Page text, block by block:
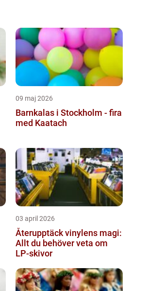
09 maj 2026
Barnkalas i Stockholm - fira
med Kaatach
03 april 2026
Återupptäck vinylens magi:
Allt du behöver veta om
LP-skivor